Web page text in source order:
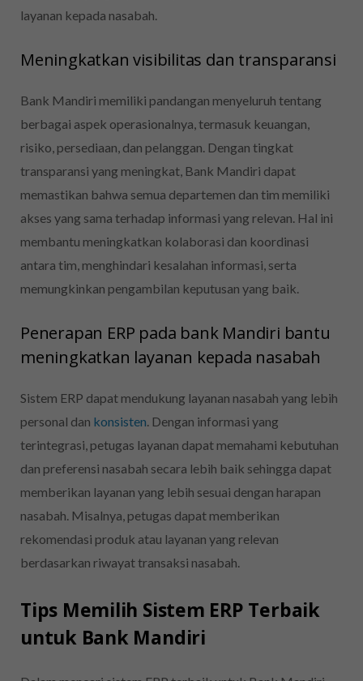
layanan kepada nasabah.
Meningkatkan visibilitas dan transparansi
Bank Mandiri memiliki pandangan menyeluruh tentang
berbagai aspek operasionalnya, termasuk keuangan,
risiko, persediaan, dan pelanggan. Dengan tingkat
transparansi yang meningkat, Bank Mandiri dapat
memastikan bahwa semua departemen dan tim memiliki
akses yang sama terhadap informasi yang relevan. Hal ini
membantu meningkatkan kolaborasi dan koordinasi
antara tim, menghindari kesalahan informasi, serta
memungkinkan pengambilan keputusan yang baik.
Penerapan ERP pada bank Mandiri bantu
meningkatkan layanan kepada nasabah
Sistem ERP dapat mendukung layanan nasabah yang lebih
personal dan konsisten . Dengan informasi yang
terintegrasi, petugas layanan dapat memahami kebutuhan
dan preferensi nasabah secara lebih baik sehingga dapat
memberikan layanan yang lebih sesuai dengan harapan
nasabah. Misalnya, petugas dapat memberikan
rekomendasi produk atau layanan yang relevan
berdasarkan riwayat transaksi nasabah.
Tips Memilih Sistem ERP Terbaik
untuk Bank Mandiri